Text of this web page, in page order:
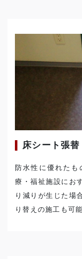
床シート張替
防水性に優れた
療・福祉施設にお
り減りが生じた場
り替えの施工も可